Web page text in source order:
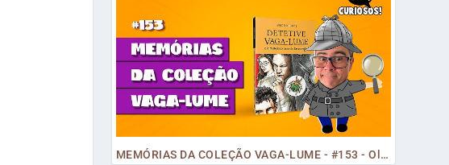
MEMÓRIAS DA COLEÇÃO VAGA-LUME - #153 - Olá, Curiosos! 2023